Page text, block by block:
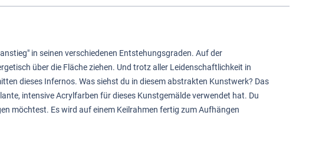
in seinen verschiedenen Entstehungsgraden. Auf der
über die Fläche ziehen. Und trotz aller Leidenschaftlichkeit in
dieses Infernos. Was siehst du in diesem abstrakten Kunstwerk? Das
intensive Acrylfarben für dieses Kunstgemälde verwendet hat. Du
möchtest. Es wird auf einem Keilrahmen fertig zum Aufhängen